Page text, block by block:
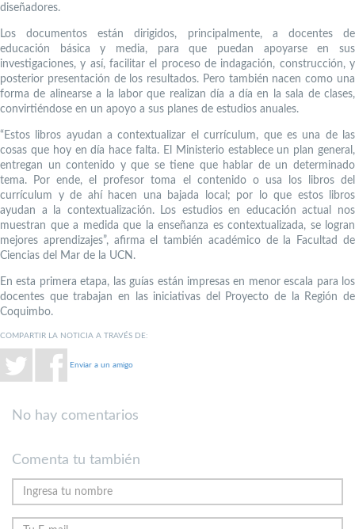
diseñadores.
Los documentos están dirigidos, principalmente, a docentes de
educación básica y media, para que puedan apoyarse en sus
investigaciones, y así, facilitar el proceso de indagación, construcción, y
posterior presentación de los resultados. Pero también nacen como una
forma de alinearse a la labor que realizan día a día en la sala de clases,
convirtiéndose en un apoyo a sus planes de estudios anuales.
“Estos libros ayudan a contextualizar el currículum, que es una de las
cosas que hoy en día hace falta. El Ministerio establece un plan general,
entregan un contenido y que se tiene que hablar de un determinado
tema. Por ende, el profesor toma el contenido o usa los libros del
currículum y de ahí hacen una bajada local; por lo que estos libros
ayudan a la contextualización. Los estudios en educación actual nos
muestran que a medida que la enseñanza es contextualizada, se logran
mejores aprendizajes”, afirma el también académico de la Facultad de
Ciencias del Mar de la UCN.
En esta primera etapa, las guías están impresas en menor escala para los
docentes que trabajan en las iniciativas del Proyecto de la Región de
Coquimbo.
COMPARTIR LA NOTICIA A TRAVÉS DE:
Enviar a un amigo
No hay comentarios
Comenta tu también